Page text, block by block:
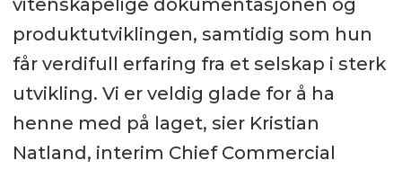
produktutviklingen, samtidig som hun
får verdifull erfaring fra et selskap i sterk
utvikling. Vi er veldig glade for å ha
henne med på laget, sier Kristian
Natland, interim Chief Commercial